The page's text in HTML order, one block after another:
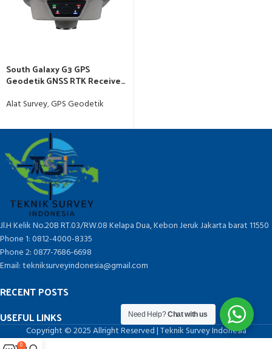
South Galaxy G3 GPS
Geodetik GNSS RTK Receiver
Alat Survey,GPS Geodetik
Jl.H Kelik No.20B RT.03/RW.08 Kelapa Dua, Kebon Jeruk Jakarta barat 11550
Phone 1: 0812-4000-8335
Phone 2: 0877-7686-6698
Email: tekniksurveyindonesia@gmail.com
RECENT POSTS
USEFUL LINKS
Copyright © 2025 Allright Reserved | Teknik Survey Indonesia
Need Help?Chat with us
0